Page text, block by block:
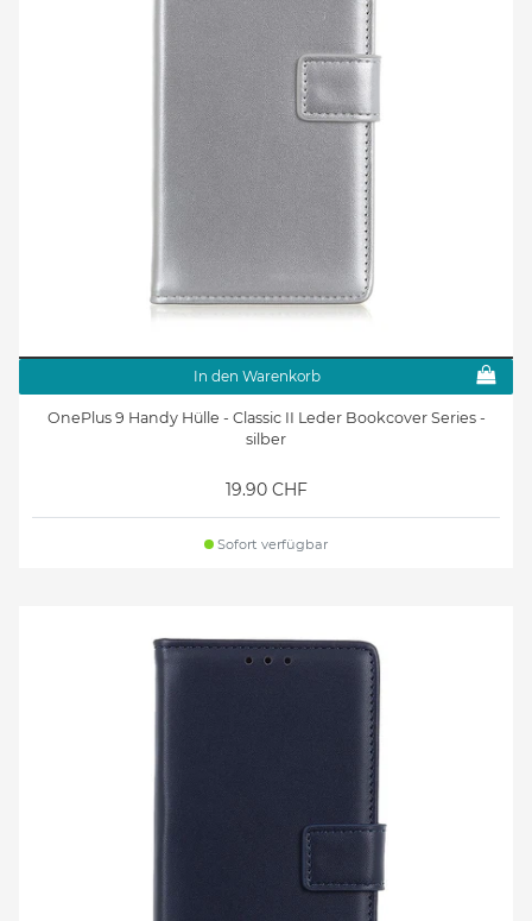
In den Warenkorb
OnePlus 9 Handy Hülle - Classic II Leder Bookcover Series -
silber
19.90 CHF
Sofort verfügbar